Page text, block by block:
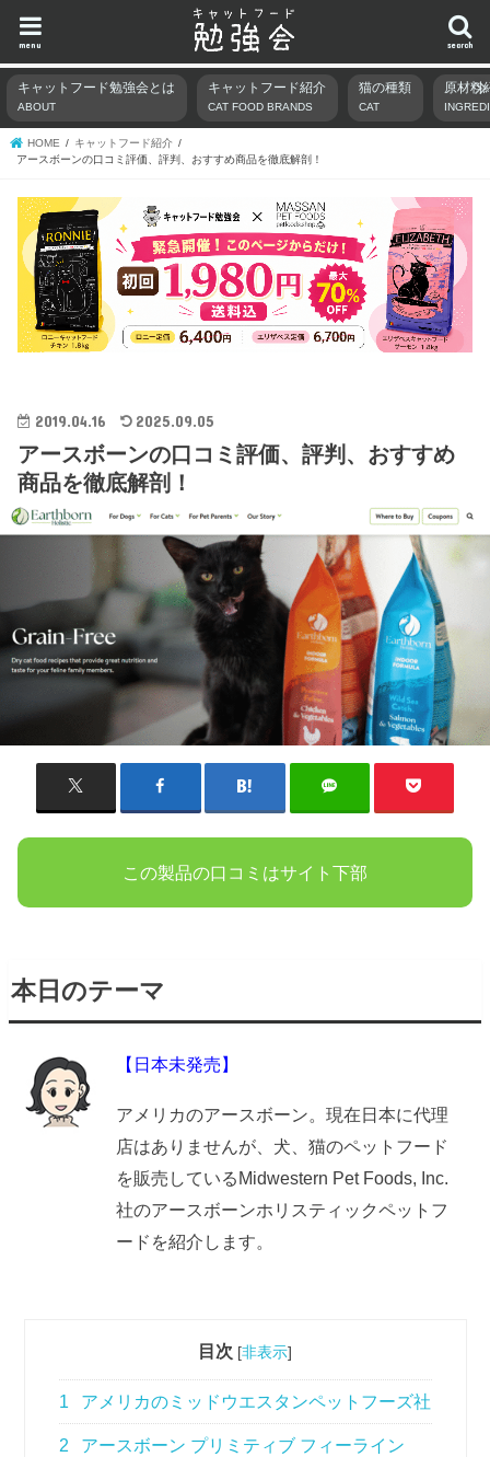
search
menu
キャットフード勉強会とは
ABOUT
キャットフード紹介
CAT FOOD BRANDS
猫の種類
CAT
原材料
HOME
キャットフード紹介
アースボーンの口コミ評価、評判、おすすめ商品を徹底解剖！
2019.04.16 2025.09.05
アースボーンの口コミ評価、評判、おすすめ
商品を徹底解剖！
この製品の口コミはサイト下部
本日のテーマ
【日本未発売】
アメリカのアースボーン。現在日本に代理
店はありませんが、犬、猫のペットフード
を販売しているMidwestern Pet Foods, Inc.
社のアースボーンホリスティックペットフ
ードを紹介します。
目次 [非表示]
1 アメリカのミッドウエスタンペットフーズ社
2 アースボーン プリミティブ フィーライン